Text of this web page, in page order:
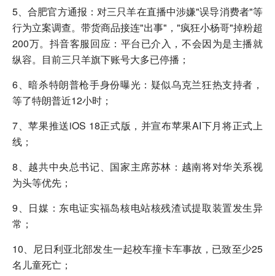
5、合肥官方通报：对三只羊在直播中涉嫌"误导消费者"等
行为立案调查。带货商品接连"出事"，"疯狂小杨哥"掉粉超
200万。抖音客服回应：平台已介入，不会因为是主播就
纵容。目前三只羊旗下账号大多已停播；
6、暗杀特朗普枪手身份曝光：疑似乌克兰狂热支持者，
等了特朗普近12小时；
7、苹果推送iOS 18正式版，并宣布苹果AI下月将正式上
线；
8、越共中央总书记、国家主席苏林：越南将对华关系视
为头等优先；
9、日媒：东电证实福岛核电站核残渣试提取装置发生异
常；
10、尼日利亚北部发生一起校车撞卡车事故，已致至少25
名儿童死亡；